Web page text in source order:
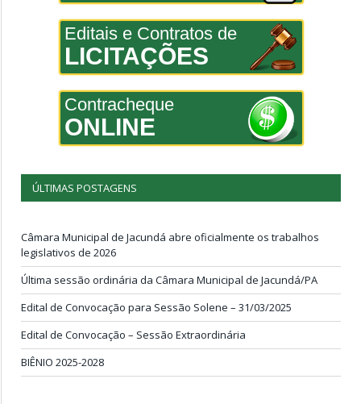
Editais e Contratos de
LICITAÇÕES
Contracheque
ONLINE
ÚLTIMAS POSTAGENS
Câmara Municipal de Jacundá abre oficialmente os trabalhos
legislativos de 2026
Última sessão ordinária da Câmara Municipal de Jacundá/PA
Edital de Convocação para Sessão Solene – 31/03/2025
Edital de Convocação – Sessão Extraordinária
BIÊNIO 2025-2028